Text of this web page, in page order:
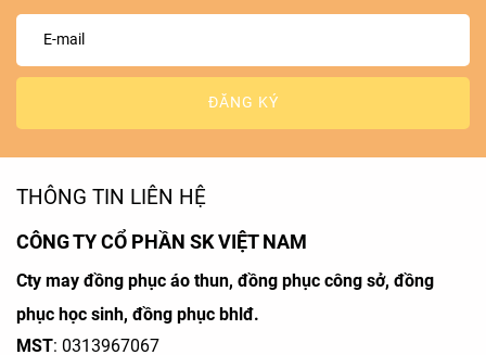
ĐĂNG KÝ
THÔNG TIN LIÊN HỆ
CÔNG TY CỔ PHẦN SK VIỆT NAM
Cty may đồng phục áo thun, đồng phục công sở, đồng
phục học sinh, đồng phục bhlđ.
MST: 0313967067